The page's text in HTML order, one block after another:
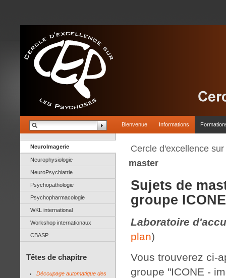
Bienvenue Informations
NeuroImagerie
Neurophysiologie
NeuroPsychiatrie
Psychopathologie
Psychopharmacologie
WKL international
Workshop internationaux
CBASP
Têtes de chapitre
Découpage automatique des
Cercle d'excellence
master
Sujets de
groupe ICONE
Laboratoire
plan)
Vous trouverez ci-
groupe "ICONE -